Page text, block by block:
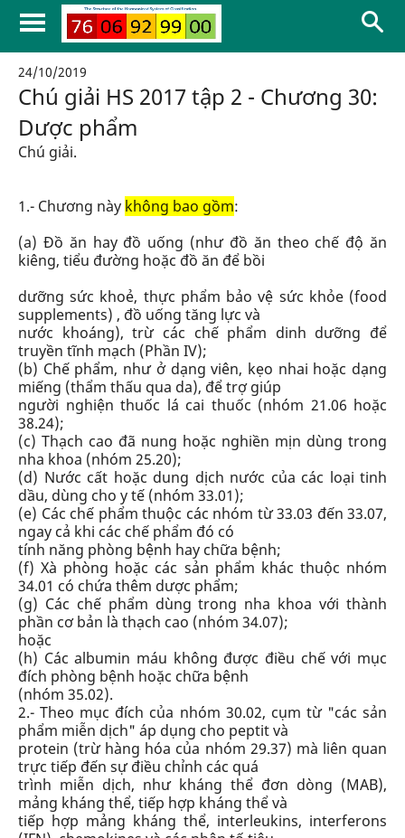
24/10/2019
Chú giải HS 2017 tập 2 - Chương 30:
Dược phẩm
Chú giải.
1.- Chương này không bao gồm:
(a) Đồ ăn hay đồ uống (như đồ ăn theo chế độ ăn
kiêng, tiểu đường hoặc đồ ăn để bồi
dưỡng sức khoẻ, thực phẩm bảo vệ sức khỏe (food
supplements) , đồ uống tăng lực và
nước khoáng), trừ các chế phẩm dinh dưỡng để
truyền tĩnh mạch (Phần IV);
(b) Chế phẩm, như ở dạng viên, kẹo nhai hoặc dạng
miếng (thẩm thấu qua da), để trợ giúp
người nghiện thuốc lá cai thuốc (nhóm 21.06 hoặc
38.24);
(c) Thạch cao đã nung hoặc nghiền mịn dùng trong
nha khoa (nhóm 25.20);
(d) Nước cất hoặc dung dịch nước của các loại tinh
dầu, dùng cho y tế (nhóm 33.01);
(e) Các chế phẩm thuộc các nhóm từ 33.03 đến 33.07,
ngay cả khi các chế phẩm đó có
tính năng phòng bệnh hay chữa bệnh;
(f) Xà phòng hoặc các sản phẩm khác thuộc nhóm
34.01 có chứa thêm dược phẩm;
(g) Các chế phẩm dùng trong nha khoa với thành
phần cơ bản là thạch cao (nhóm 34.07);
hoặc
(h) Các albumin máu không được điều chế với mục
đích phòng bệnh hoặc chữa bệnh
(nhóm 35.02).
2.- Theo mục đích của nhóm 30.02, cụm từ "các sản
phẩm miễn dịch" áp dụng cho peptit và
protein (trừ hàng hóa của nhóm 29.37) mà liên quan
trực tiếp đến sự điều chỉnh các quá
trình miễn dịch, như kháng thể đơn dòng (MAB),
mảng kháng thể, tiếp hợp kháng thể và
tiếp hợp mảng kháng thể, interleukins, interferons